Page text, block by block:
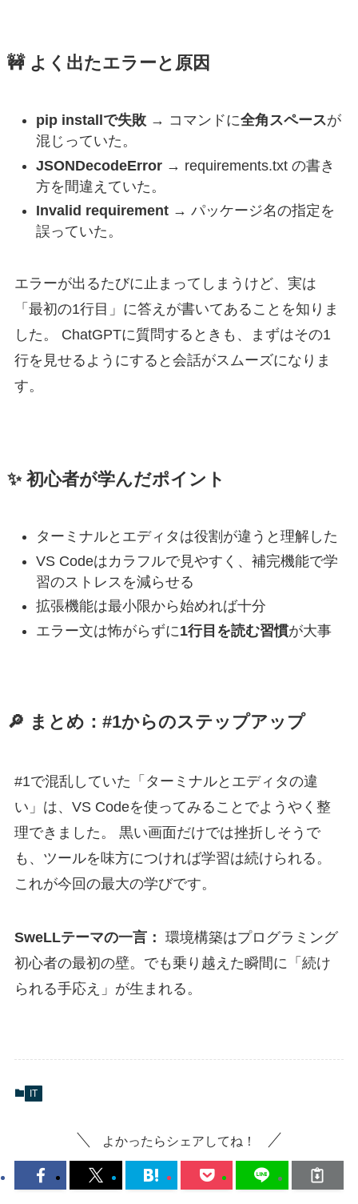
🚧 よく出たエラーと原因
pip installで失敗→ コマンドに全角スペースが
混じっていた。
JSONDecodeError→ requirements.txt の書き
方を間違えていた。
Invalid requirement→ パッケージ名の指定を
誤っていた。
エラーが出るたびに止まってしまうけど、実は
「最初の1行目」に答えが書いてあることを知りま
した。 ChatGPTに質問するときも、まずはその1
行を見せるようにすると会話がスムーズになりま
す。
✨ 初心者が学んだポイント
ターミナルとエディタは役割が違うと理解した
VS Codeはカラフルで見やすく、補完機能で学
習のストレスを減らせる
拡張機能は最小限から始めれば十分
エラー文は怖がらずに1行目を読む習慣が大事
🔎 まとめ：#1からのステップアップ
#1で混乱していた「ターミナルとエディタの違
い」は、VS Codeを使ってみることでようやく整
理できました。 黒い画面だけでは挫折しそうで
も、ツールを味方につければ学習は続けられる。
これが今回の最大の学びです。
SweLLテーマの一言： 環境構築はプログラミング
初心者の最初の壁。でも乗り越えた瞬間に「続け
られる手応え」が生まれる。
IT
よかったらシェアしてね！